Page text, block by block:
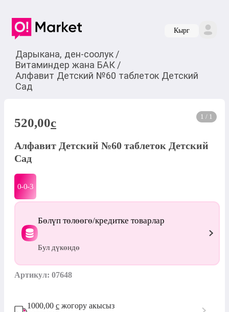
Кырг
Дарыкана, ден-соолук /
Витаминдер жана БАК /
Алфавит Детский №60 таблеток Детский
Сад
1 / 1
520,00c
Алфавит Детский №60 таблеток Детский
Сад
0-0-3
Бөлүп төлөөгө/кредитке товарлар
Бул дүкөндө
Артикул: 07648
1000,00 с жогору акысыз